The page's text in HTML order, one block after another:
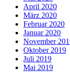
April 2020
März 2020
Februar 2020
Januar 2020
November
Oktober 2019
Juli 2019
Mai 2019